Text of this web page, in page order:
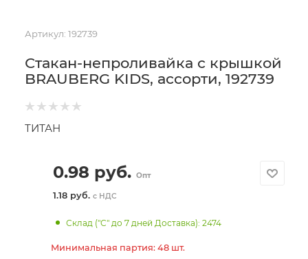
Артикул: 192739
Стакан-непроливайка с крышкой
BRAUBERG KIDS, ассорти, 192739
ТИТАН
0.98 руб. Опт
1.18 руб. с НДС
Склад ("С" до 7 дней Доставка): 2474
Минимальная партия: 48 шт.